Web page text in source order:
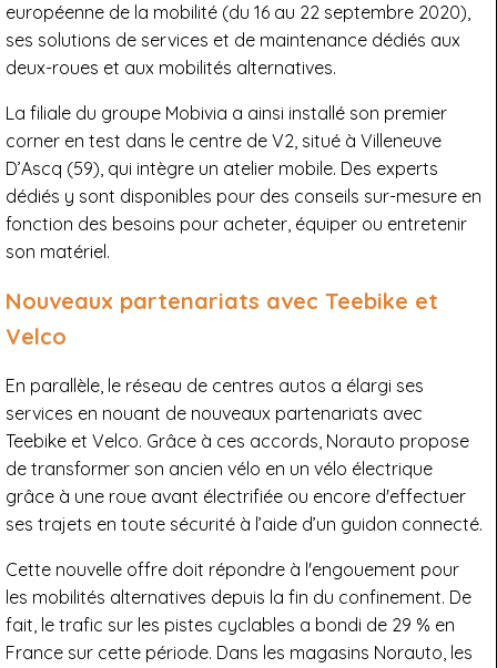
européenne de la mobilité (du 16 au 22 septembre 2020),
ses solutions de services et de maintenance dédiés aux
deux-roues et aux mobilités alternatives.
La filiale du groupe Mobivia a ainsi installé son premier
corner en test dans le centre de V2, situé à Villeneuve
D’Ascq (59), qui intègre un atelier mobile. Des experts
dédiés y sont disponibles pour des conseils sur-mesure en
fonction des besoins pour acheter, équiper ou entretenir
son matériel.
Nouveaux partenariats avec Teebike et
Velco
En parallèle, le réseau de centres autos a élargi ses
services en nouant de nouveaux partenariats avec
Teebike et Velco. Grâce à ces accords, Norauto propose
de transformer son ancien vélo en un vélo électrique
grâce à une roue avant électrifiée ou encore d'effectuer
ses trajets en toute sécurité à l’aide d’un guidon connecté.
Cette nouvelle offre doit répondre à l'engouement pour
les mobilités alternatives depuis la fin du confinement. De
fait, le trafic sur les pistes cyclables a bondi de 29 % en
France sur cette période. Dans les magasins Norauto, les